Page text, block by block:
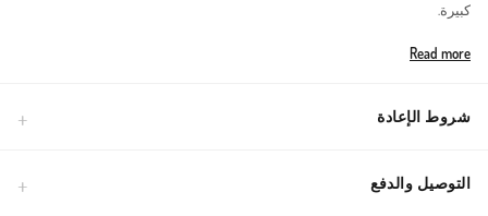
كبيرة.
Made in Türkiye
Read more
شروط الإعادة
التوصيل والدفع